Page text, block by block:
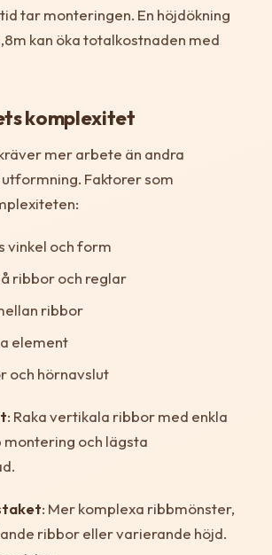
tar monteringen. En höjdökning
kan öka totalkostnaden med
komplexitet
mer arbete än andra
Faktorer som
vinkel och form
ribbor och reglar
ribbor
element
och hörnavslut
: Raka vertikala ribbor med enkla
montering och lägsta
: Mer komplexa ribbmönster,
ribbor eller varierande höjd.